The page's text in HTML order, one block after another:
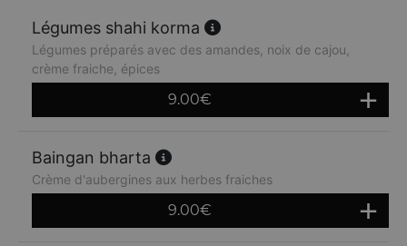
Légumes shahi korma
Légumes préparés avec des amandes, noix de cajou,
crème fraiche, épices
9.00€
Baingan bharta
Crème d'aubergines aux herbes fraiches
9.00€